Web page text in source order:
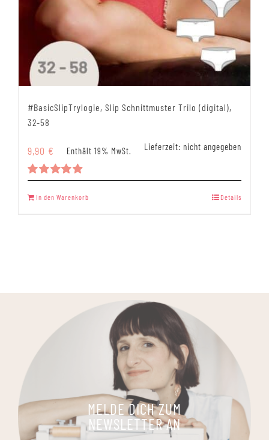
#BasicSlipTrylogie, Slip Schnittmuster Trilo (digital),
32-58
mit4.94
9,90 € Enthält 19% MwSt. Lieferzeit: nicht angegeben
In den Warenkorb Details
MELDE DICH ZUM
NEWSLETTER AN